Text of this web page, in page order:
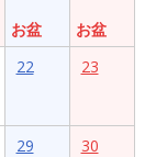
お盆
お盆
22 23
29 30